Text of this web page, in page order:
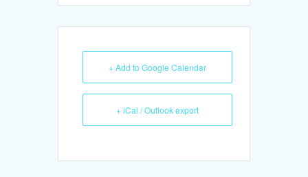
+ Add to Google Calendar
+ iCal / Outlook export